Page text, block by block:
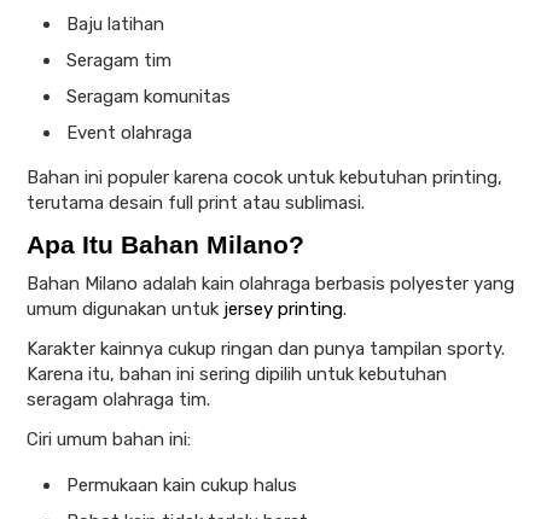
Baju latihan
Seragam tim
Seragam komunitas
Event olahraga
Bahan ini populer karena cocok untuk kebutuhan printing,
terutama desain full print atau sublimasi.
Apa Itu Bahan Milano?
Bahan Milano adalah kain olahraga berbasis polyester yang
umum digunakan untuk jersey printing.
Karakter kainnya cukup ringan dan punya tampilan sporty.
Karena itu, bahan ini sering dipilih untuk kebutuhan
seragam olahraga tim.
Ciri umum bahan ini:
Permukaan kain cukup halus